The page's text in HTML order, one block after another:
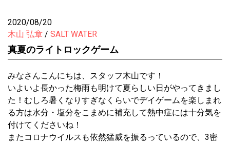
2020/08/20
木山 弘章
SALT WATER
真夏のライトロックゲーム
みなさんこんにちは、スタッフ木山です！
いよいよ長かった梅雨も明けて夏らしい日がやってきまし
た！むしろ暑くなりすぎなくらいでデイゲームを楽しまれ
る方は水分・塩分をこまめに補充して熱中症には十分気を
付けてくださいね！
またコロナウイルスも依然猛威を振るっているので、3密